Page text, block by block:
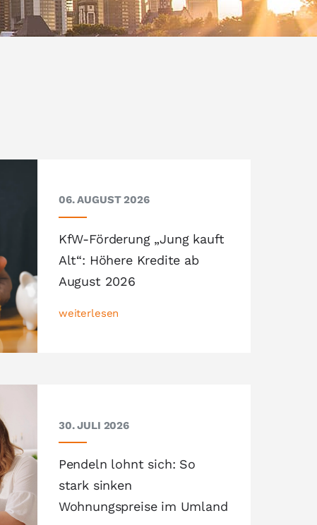
06. AUGUST 2026
KfW-Förderung „Jung kauft
Alt“: Höhere Kredite ab
August 2026
weiterlesen
30. JULI 2026
Pendeln lohnt sich: So
stark sinken
Wohnungspreise im Umland